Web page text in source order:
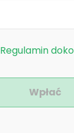
Regulamin
Wpłać